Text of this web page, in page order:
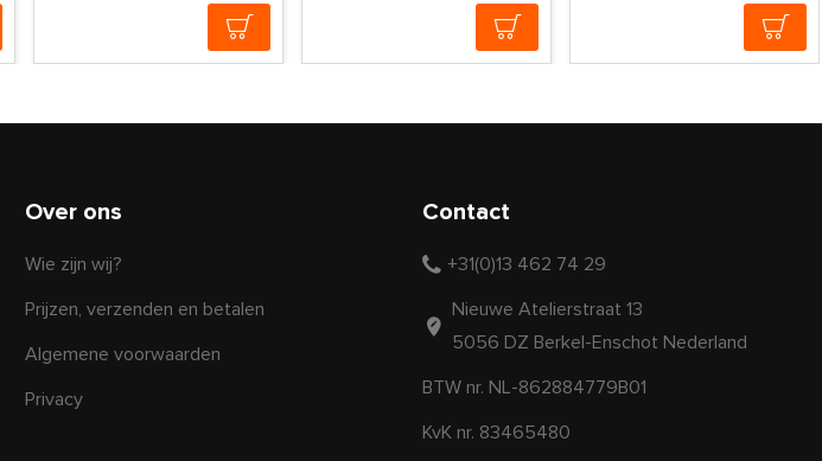
Over ons
Wie zijn wij?
Prijzen, verzenden en betalen
Algemene voorwaarden
Privacy
Contact
+31(0)13 462 74 29
Nieuwe Atelierstraat 13
5056 DZ Berkel-Enschot Nederland
BTW nr. NL-862884779B01
KvK nr. 83465480